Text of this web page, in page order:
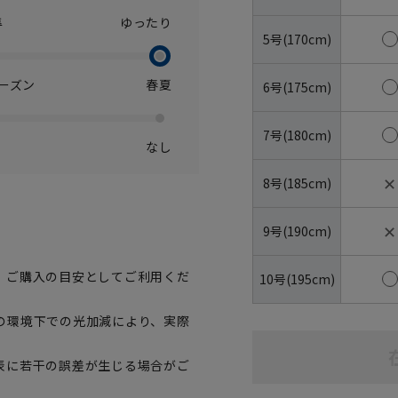
ゆったり
ズン 春夏
なし
購入の目安としてご利用くだ
境下での光加減により、実際
若干の誤差が生じる場合がご
5号(170cm)
6号(175cm)
7号(180cm)
8号(185cm) ✕
9号(190cm) ✕
10号(195cm)